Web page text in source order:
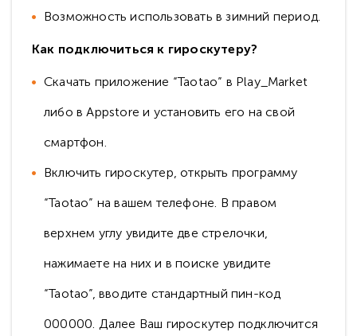
Возможность использовать в зимний период.
Как подключиться к гироскутеру?
Скачать приложение “Taotao” в Play_Market
либо в Appstore и установить его на свой
смартфон.
Включить гироскутер, открыть программу
“Taotao” на вашем телефоне. В правом
верхнем углу увидите две стрелочки,
нажимаете на них и в поиске увидите
“Taotao”, вводите стандартный пин-код
000000. Далее Ваш гироскутер подключится